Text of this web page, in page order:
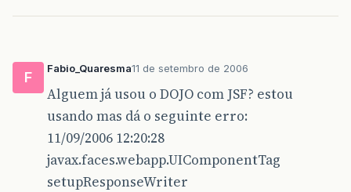
F
Fabio_Quaresma11 de setembro de 2006
Alguem já usou o DOJO com JSF? estou
usando mas dá o seguinte erro:
11/09/2006 12:20:28
javax.faces.webapp.UIComponentTag
setupResponseWriter